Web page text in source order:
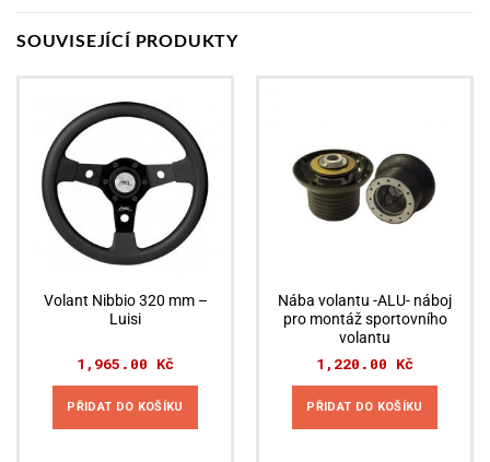
SOUVISEJÍCÍ PRODUKTY
Volant Nibbio 320 mm –
Luisi
1,965.00 Kč
PŘIDAT DO KOŠÍKU
Nába volantu -ALU- náboj
pro montáž sportovního
volantu
1,220.00 Kč
PŘIDAT DO KOŠÍKU